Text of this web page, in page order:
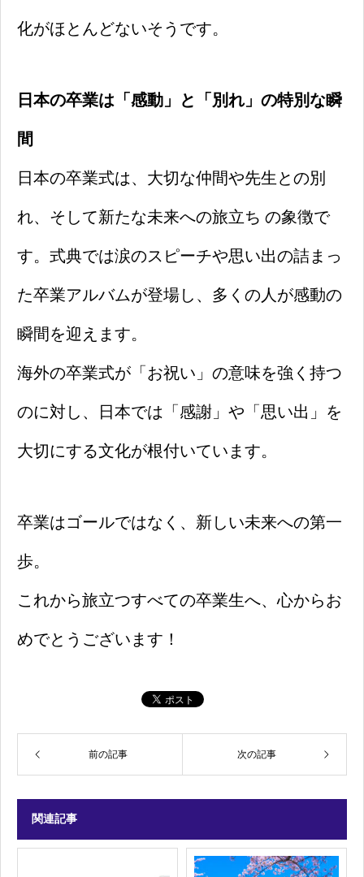
化がほとんどないそうです。
日本の卒業は「感動」と「別れ」の特別な瞬
間
日本の卒業式は、大切な仲間や先生との別
れ、そして新たな未来への旅立ち の象徴で
す。式典では涙のスピーチや思い出の詰まっ
た卒業アルバムが登場し、多くの人が感動の
瞬間を迎えます。
海外の卒業式が「お祝い」の意味を強く持つ
のに対し、日本では「感謝」や「思い出」を
大切にする文化が根付いています。
卒業はゴールではなく、新しい未来への第一
歩。
これから旅立つすべての卒業生へ、心からお
めでとうございます！
前の記事 次の記事
関連記事